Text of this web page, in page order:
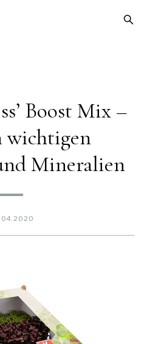
Boost Mix –
wichtigen
Mineralien